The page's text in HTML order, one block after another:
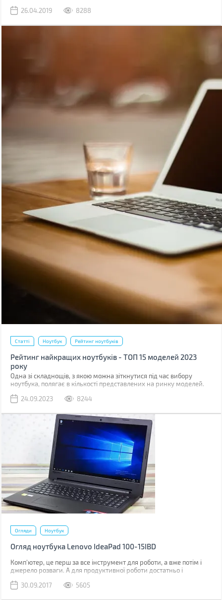
рішень для геймерів, конструкторів, фахівців, учнів, студентів та
26.04.2019 8288
Статті Ноутбук Рейтинг ноутбуків
Рейтинг найкращих ноутбуків - ТОП 15 моделей 2023
року
Одна зі складнощів, з якою можна зіткнутися під час вибору
ноутбука, полягає в кількості представлених на ринку моделей.
змінами в асортименті, то досить складно одразу вибрати
24.09.2023 8244
Огляди Ноутбук
Огляд ноутбука Lenovo IdeaPad 100-15IBD
Комп'ютер, це перш за все інструмент для роботи, а вже потім і
джерело розваги. А для продуктивної роботи достатньо і
у відрядженні або на парах в інституті. Саме таким є ноутбук
30.09.2017 5605